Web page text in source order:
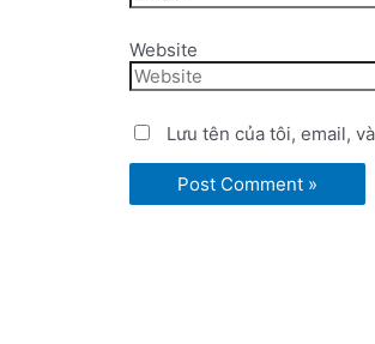
Website
Lưu tên của tôi, email,